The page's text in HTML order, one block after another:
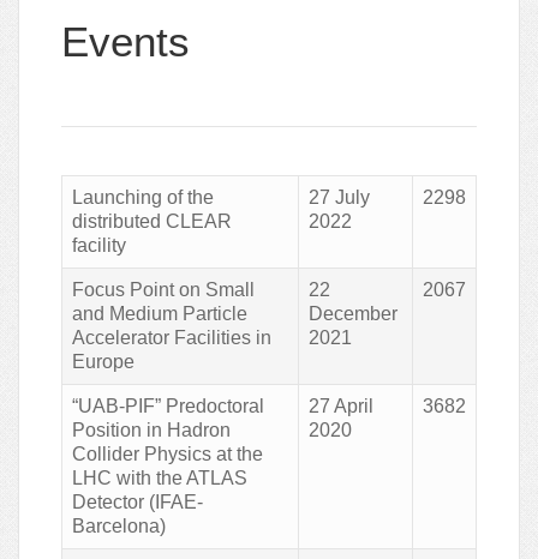
Events
Launching of the
distributed CLEAR
facility
27 July
2022
2298
Focus Point on Small
and Medium Particle
Accelerator Facilities in
Europe
22
December
2021
2067
“UAB-PIF” Predoctoral
Position in Hadron
Collider Physics at the
LHC with the ATLAS
Detector (IFAE-
Barcelona)
27 April
2020
3682